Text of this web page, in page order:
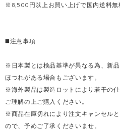
※8,500円以上お買い上げで国内送料無
◼️注意事項
※日本製とは検品基準が異なる為、新
ほつれがある場合もございます。
※海外製品は製造ロットにより若干の
ご理解の上ご購入ください。
※商品在庫切れにより注文キャンセル
ので、予めご了承くださいませ。